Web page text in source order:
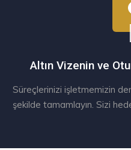
Altın Vizenin ve
Süreçlerinizi işletmemizin
şekilde tamamlayın. Sizi